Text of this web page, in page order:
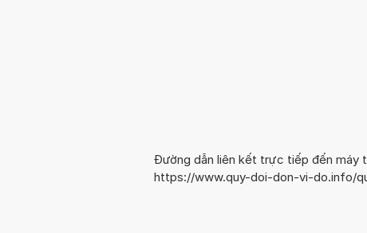
Đường dẫn liên kết trực tiếp đến máy
https://www.quy-doi-don-vi-do.info/